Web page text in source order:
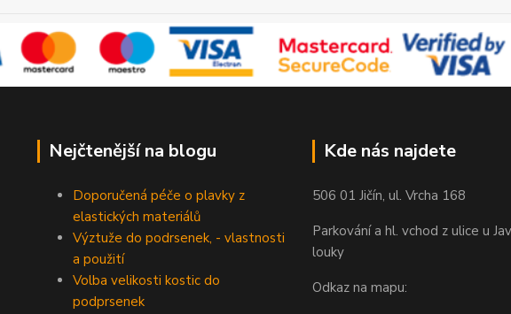
Nejčtenější na blogu
Doporučená péče o plavky z
elastických materiálů
Výztuže do podrsenek, - vlastnosti
a použití
Volba velikosti kostic do
podprsenek
Kde nás najdete
506 01 Jičín, ul. Vrcha 168
Parkování a hl. vchod z ulice u
louky
Odkaz na mapu: